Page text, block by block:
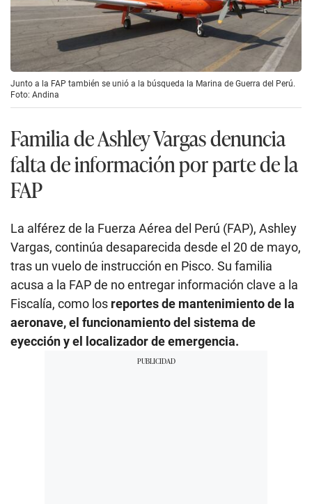
Junto a la FAP también se unió a la búsqueda la Marina de Guerra del Perú.
Foto: Andina
Familia de Ashley Vargas denuncia
falta de información por parte de la
FAP
La alférez de la Fuerza Aérea del Perú (FAP), Ashley
Vargas, continúa desaparecida desde el 20 de mayo,
tras un vuelo de instrucción en Pisco. Su familia
acusa a la FAP de no entregar información clave a la
Fiscalía, como los reportes de mantenimiento de la
aeronave, el funcionamiento del sistema de
eyección y el localizador de emergencia.